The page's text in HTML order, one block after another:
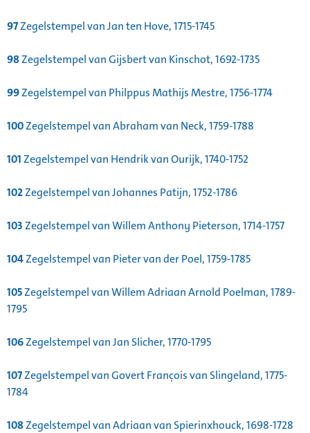
97Zegelstempel van Jan ten Hove, 1715-1745
98Zegelstempel van Gijsbert van Kinschot, 1692-1735
99Zegelstempel van Philppus Mathijs Mestre, 1756-1774
100Zegelstempel van Abraham van Neck, 1759-1788
101Zegelstempel van Hendrik van Ourijk, 1740-1752
102Zegelstempel van Johannes Patijn, 1752-1786
103Zegelstempel van Willem Anthony Pieterson, 1714-1757
104Zegelstempel van Pieter van der Poel, 1759-1785
105Zegelstempel van Willem Adriaan Arnold Poelman, 1789-
1795
106Zegelstempel van Jan Slicher, 1770-1795
107Zegelstempel van Govert François van Slingeland, 1775-
1784
108Zegelstempel van Adriaan van Spierinxhouck, 1698-1728